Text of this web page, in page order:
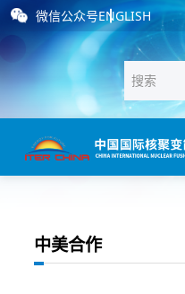
微信公众号ENGLISH
中美合作